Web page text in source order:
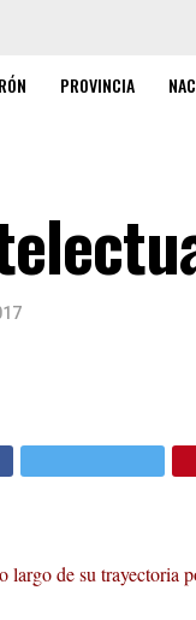
PROVINCIA
largo de su